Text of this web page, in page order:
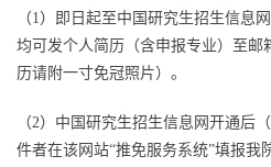
（1）即日起至中国研究生招生信息
均可发个人简历（含申报专业）至邮
历请附一寸免冠照片）。
（2）中国研究生招生信息网开通后
件者在该网站“推免服务系统”填报我